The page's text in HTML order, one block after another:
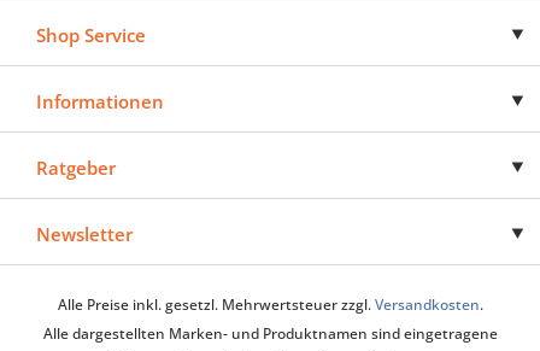
Shop Service
Informationen
Ratgeber
Newsletter
Alle Preise inkl. gesetzl. Mehrwertsteuer zzgl.Versandkosten.
Alle dargestellten Marken- und Produktnamen sind eingetragene